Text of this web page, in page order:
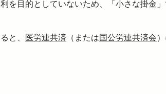
を目的としていないため、「小さな掛金
と、 医労連共済 （または国公労連共済会